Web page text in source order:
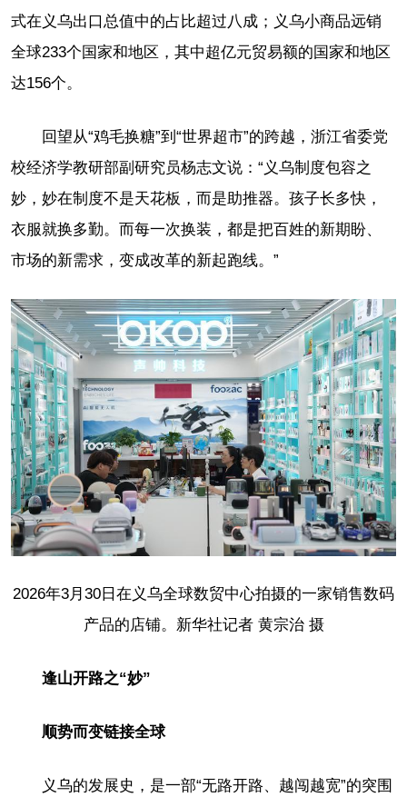
式在义乌出口总值中的占比超过八成；义乌小商品远销
全球233个国家和地区，其中超亿元贸易额的国家和地区
达156个。
回望从“鸡毛换糖”到“世界超市”的跨越，浙江省委党
校经济学教研部副研究员杨志文说：“义乌制度包容之
妙，妙在制度不是天花板，而是助推器。孩子长多快，
衣服就换多勤。而每一次换装，都是把百姓的新期盼、
市场的新需求，变成改革的新起跑线。”
2026年3月30日在义乌全球数贸中心拍摄的一家销售数码
产品的店铺。新华社记者 黄宗治 摄
逢山开路之“妙”
顺势而变链接全球
义乌的发展史，是一部“无路开路、越闯越宽”的突围